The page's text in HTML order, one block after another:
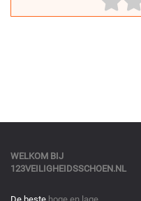
WELKOM BIJ
123VEILIGHEIDSSCHOEN.NL